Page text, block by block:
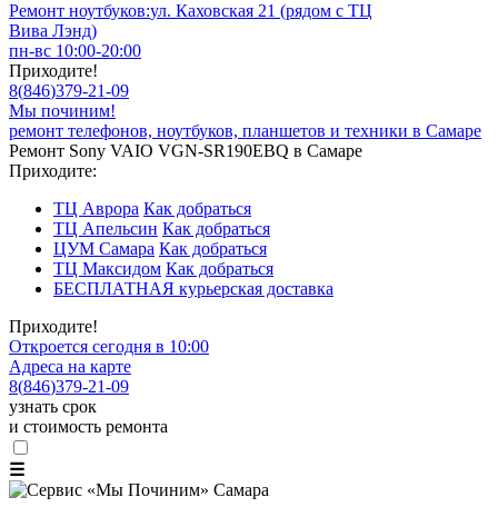
Ремонт ноутбуков:ул. Каховская 21 (рядом с ТЦ
Вива Лэнд)
пн-вс 10:00-20:00
Приходите!
8(846)379-21-09
Мы починим!
ремонт телефонов, ноутбуков, планшетов и техники в Самаре
Ремонт Sony VAIO VGN-SR190EBQ в Самаре
Приходите:
ТЦ Аврора Как добраться
ТЦ Апельсин Как добраться
ЦУМ Самара Как добраться
ТЦ Максидом Как добраться
БЕСПЛАТНАЯ курьерская доставка
Приходите!
Откроется сегодня в 10:00
Адреса на карте
8(846)379-21-09
узнать срок
и стоимость ремонта
☰